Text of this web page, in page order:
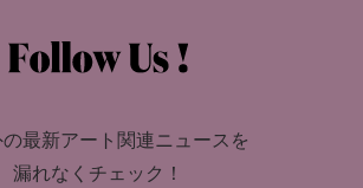
最新アート関連ニュースを
漏れなくチェック！